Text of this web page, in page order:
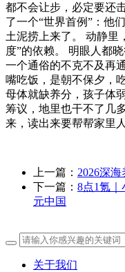
都不会让步，必定要还
了一个“世界首例”：他
土泥捞上来了。 动静里
度”的依赖。 明眼人都
一个通俗的不克不及再
嘴吃饭，是朝不保夕，
母体就缺养分，孩子体
筹议，地里也干不了几
来，读出来要帮帮家里人
上一篇： 2026深
下一篇： 8点1氪｜
元中国
关于我们